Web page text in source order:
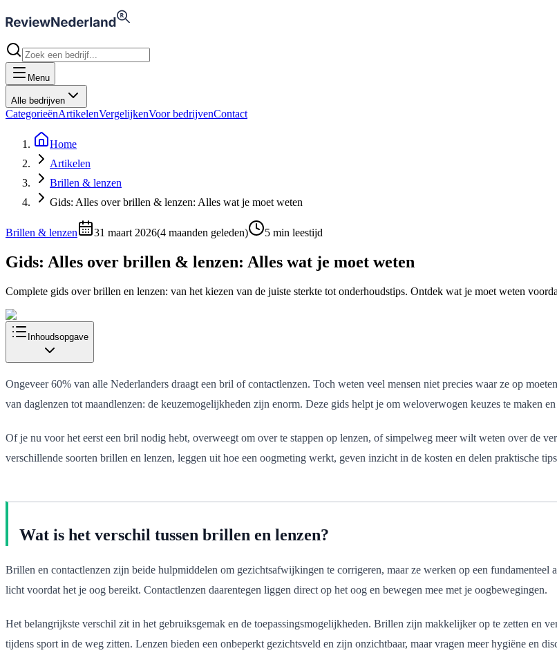
Menu
Alle bedrijven
CategorieënArtikelenVergelijkenVoor bedrijvenContact
Home
Artikelen
Brillen & lenzen
Gids: Alles over brillen & lenzen: Alles wat je moet weten
Brillen & lenzen 31 maart 2026(4 maanden geleden) 5 min leestijd
Gids: Alles over brillen & lenzen: Alles wat je moet weten
Complete gids over brillen en lenzen: van het kiezen van de juiste sterkte tot onderhoudstips. Ontdek wat je moet weten
Inhoudsopgave
Ongeveer 60% van alle Nederlanders draagt een bril of contactlenzen. Toch weten veel mensen niet precies waar ze op
van daglenzen tot maandlenzen: de keuzemogelijkheden zijn enorm. Deze gids helpt je om weloverwogen keuzes te maken
Of je nu voor het eerst een bril nodig hebt, overweegt om over te stappen op lenzen, of simpelweg meer wilt weten over de
verschillende soorten brillen en lenzen, leggen uit hoe een oogmeting werkt, geven inzicht in de kosten en delen praktische
Wat is het verschil tussen brillen en lenzen?
Brillen en contactlenzen zijn beide hulpmiddelen om gezichtsafwijkingen te corrigeren, maar ze werken op een fundamenteel
licht voordat het je oog bereikt. Contactlenzen daarentegen liggen direct op het oog en bewegen mee met je oogbewegingen.
Het belangrijkste verschil zit in het gebruiksgemak en de toepassingsmogelijkheden. Brillen zijn makkelijker op te zetten en
tijdens sport in de weg zitten. Lenzen bieden een onbeperkt gezichtsveld en zijn onzichtbaar, maar vragen meer hygiëne en